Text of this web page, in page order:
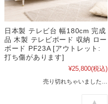
日本製 テレビ台 幅180cm 完成
品 木製 テレビボード 収納 ロー
ボード PF23A [アウトレット:
打ち傷があります]
¥25,800(税込)
売り切れちゃいました…